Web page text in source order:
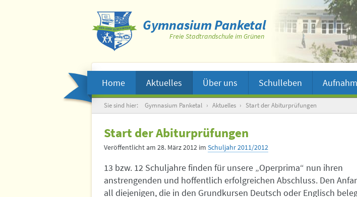
Gymnasium Panketal
Freie Stadtrandschule im Grünen
Home Aktuelles Über uns Schulleben
Suche
Sie sind hier: Gymnasium Panketal › Aktuelles › Start der Abiturprüfungen
Start der Abiturprüfungen
Veröffentlicht am 28. März 2012 im Schuljahr 2011/2012
13 bzw. 12 Schuljahre finden für unsere „Operprima“ nun ihren
anstrengenden und hoffentlich erfolgreichen Abschluss. Den
all diejenigen, die in den Grundkursen Deutsch oder Englisch